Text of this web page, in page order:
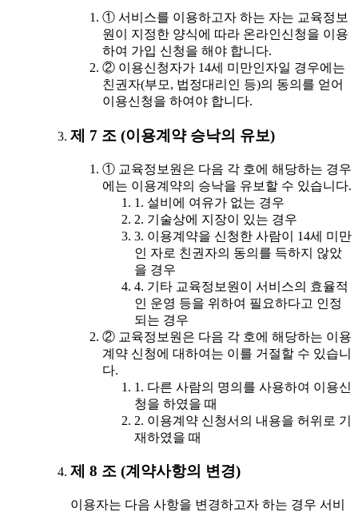
① 서비스를 이용하고자 하는 자는 교육정보
원이 지정한 양식에 따라 온라인신청을 이용
하여 가입 신청을 해야 합니다.
② 이용신청자가 14세 미만인자일 경우에는
친권자(부모, 법정대리인 등)의 동의를 얻어
이용신청을 하여야 합니다.
제 7 조 (이용계약 승낙의 유보)
① 교육정보원은 다음 각 호에 해당하는 경우
에는 이용계약의 승낙을 유보할 수 있습니다.
1. 설비에 여유가 없는 경우
2. 기술상에 지장이 있는 경우
3. 이용계약을 신청한 사람이 14세 미만
인 자로 친권자의 동의를 득하지 않았
을 경우
4. 기타 교육정보원이 서비스의 효율적
인 운영 등을 위하여 필요하다고 인정
되는 경우
② 교육정보원은 다음 각 호에 해당하는 이용
계약 신청에 대하여는 이를 거절할 수 있습니
다.
1. 다른 사람의 명의를 사용하여 이용신
청을 하였을 때
2. 이용계약 신청서의 내용을 허위로 기
재하였을 때
제 8 조 (계약사항의 변경)
이용자는 다음 사항을 변경하고자 하는 경우 서비